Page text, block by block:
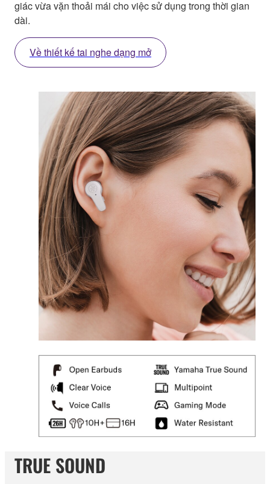
giác vừa vặn thoải mái cho việc sử dụng trong thời gian
dài.
Về thiết kế tai nghe dạng mở
TRUE SOUND